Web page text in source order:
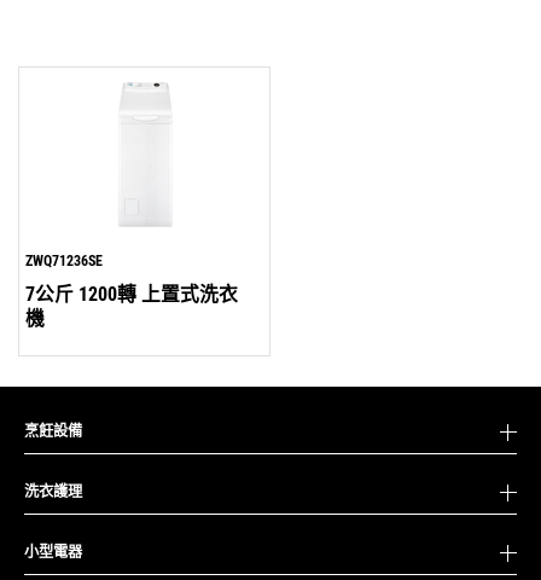
ZWQ71236SE
7公斤 1200轉 上置式洗衣
機
烹飪設備
洗衣護理
小型電器